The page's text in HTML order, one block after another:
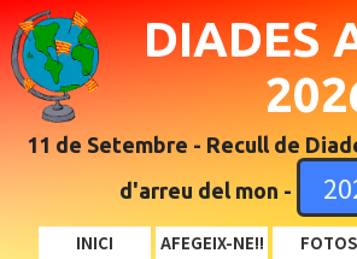
DIADES
11 de Setembre - Recull de
d'arreu del mon -
INICI AFEGEIX-NE!! FOTOS